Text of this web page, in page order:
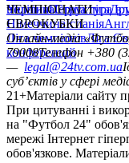
політикаСтруктура
УкраїнаПерша ліга
ЧЕМПІОНАТИ
НімеччинаІспанія
ЄВРОКУБКИ
Ліга чемпіонівЛіга
конференцій
Онлайн-медіа
79008Телефон +380
— legal@24tv.com.ua
суб’єктів у сфері
21+Матеріали сайту
При цитуванні і
на "Футбол 24"
мережі Інтернет
обов'язкове.